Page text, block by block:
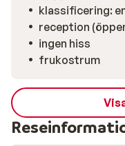
klassificering:
reception
ingen hiss
frukostrum